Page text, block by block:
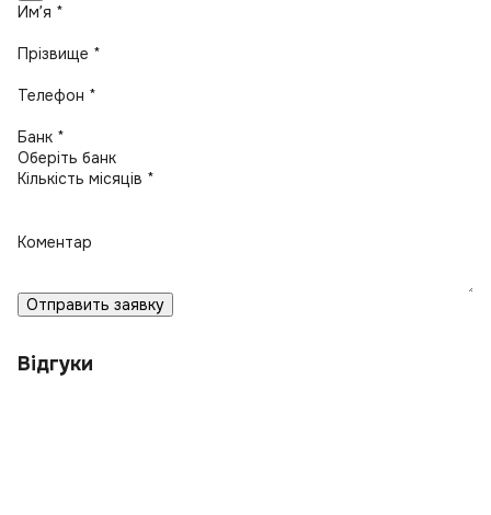
Имʼя *
Прізвище *
Телефон *
Банк *
Кількість місяців *
Коментар
Отправить заявку
Відгуки